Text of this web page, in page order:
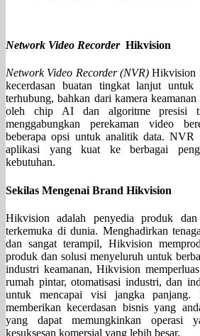
Network Video RecorderHikvision
Network Video Recorder (NVR) Hikvision
kecerdasan buatan tingkat lanjut
terhubung, bahkan dari kamera
oleh chip AI dan algoritme presisi
menggabungkan perekaman video
beberapa opsi untuk analitik data. NVR
aplikasi yang kuat ke berbagai
kebutuhan.
Sekilas Mengenai Brand Hikvision
Hikvision adalah penyedia produk
terkemuka di dunia. Menghadirkan
dan sangat terampil, Hikvision
produk dan solusi menyeluruh untuk
industri keamanan, Hikvision
rumah pintar, otomatisasi industri, dan
untuk mencapai visi jangka panjang.
memberikan kecerdasan bisnis yang
yang dapat memungkinkan operasi
kesuksesan komersial yang lebih besar.